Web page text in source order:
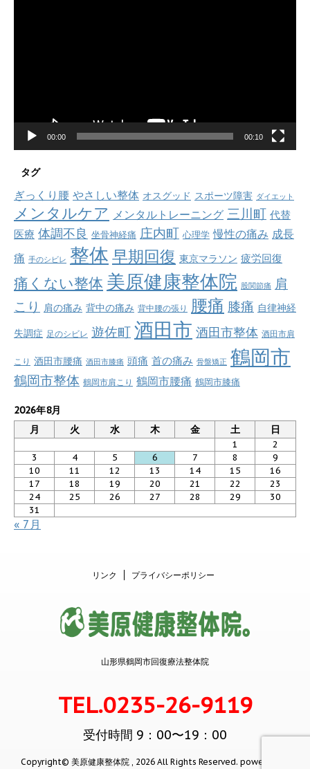
00:00 00:10
タグ
ぎっくり腰 やさしい整体 オスグッド スポーツ障害 ダイエット
メンタルケア メンタルトレーニング 三川町 代替
医療 体調不良 坐骨神経痛 庄内町 心理学 慢性の痛み 成長
痛 手のシビレ 整体 早期回復 東京マラソン 疲労回復
痛くない整体 美原健康整体院 股関節痛 肩
こり 肩の痛み 背中の痛み 背中腰の張り 腰痛 膝痛 自律神経
失調症 足のシビレ 遊佐町 酒田市 酒田市整体 酒田市肩
こり 酒田市腰痛 酒田市膝痛 頭痛 首の痛み 骨盤矯正 鶴岡市
鶴岡市整体 鶴岡市肩こり 鶴岡市腰痛 鶴岡市膝痛
2026年8月
月
火 水 木 金 土 日
1
2
3
4 5 6 7 8
9
10
11 12 13 14 15
16
17
18 19 20 21 22
23
24
25 26 27 28 29
30
31
« 7月
リンク プライバシーポリシー
山形県鶴岡市回復療法整体院
TEL.0235-26-9119
受付時間 9：00〜19：00
Copyright© 美原健康整体院 , 2026 All Rights Reserved. powered by